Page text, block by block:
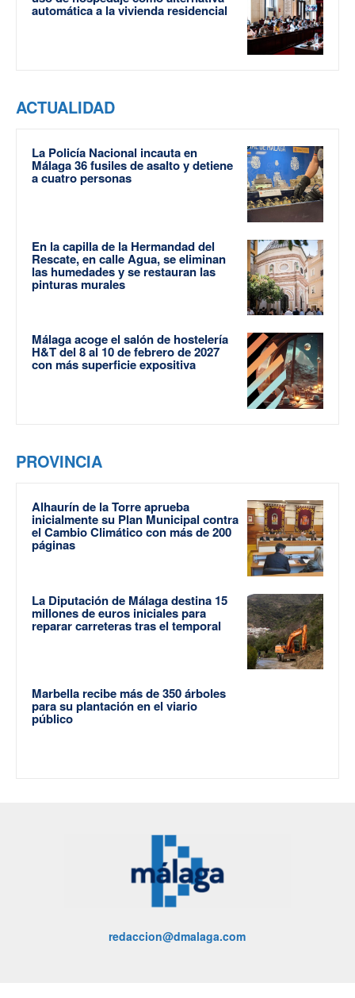
automática a la vivienda residencial
ACTUALIDAD
La Policía Nacional incauta en
Málaga 36 fusiles de asalto y detiene
a cuatro personas
En la capilla de la Hermandad del
Rescate, en calle Agua, se eliminan
las humedades y se restauran las
pinturas murales
Málaga acoge el salón de hostelería
H&T del 8 al 10 de febrero de 2027
con más superficie expositiva
PROVINCIA
Alhaurín de la Torre aprueba
inicialmente su Plan Municipal contra
el Cambio Climático con más de 200
páginas
La Diputación de Málaga destina 15
millones de euros iniciales para
reparar carreteras tras el temporal
Marbella recibe más de 350 árboles
para su plantación en el viario
público
redaccion@dmalaga.com